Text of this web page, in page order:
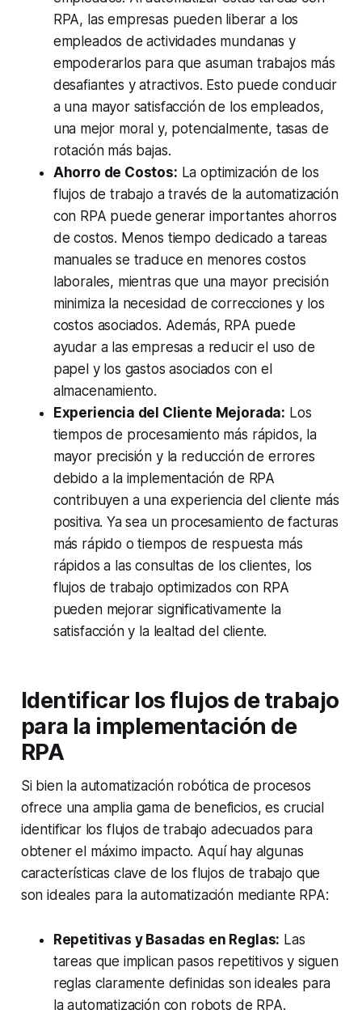
RPA, las empresas pueden liberar a los
empleados de actividades mundanas y
empoderarlos para que asuman trabajos más
desafiantes y atractivos. Esto puede conducir
a una mayor satisfacción de los empleados,
una mejor moral y, potencialmente, tasas de
rotación más bajas.
Ahorro de Costos: La optimización de los
flujos de trabajo a través de la automatización
con RPA puede generar importantes ahorros
de costos. Menos tiempo dedicado a tareas
manuales se traduce en menores costos
laborales, mientras que una mayor precisión
minimiza la necesidad de correcciones y los
costos asociados. Además, RPA puede
ayudar a las empresas a reducir el uso de
papel y los gastos asociados con el
almacenamiento.
Experiencia del Cliente Mejorada: Los
tiempos de procesamiento más rápidos, la
mayor precisión y la reducción de errores
debido a la implementación de RPA
contribuyen a una experiencia del cliente más
positiva. Ya sea un procesamiento de facturas
más rápido o tiempos de respuesta más
rápidos a las consultas de los clientes, los
flujos de trabajo optimizados con RPA
pueden mejorar significativamente la
satisfacción y la lealtad del cliente.
Identificar los flujos de trabajo
para la implementación de
RPA
Si bien la automatización robótica de procesos
ofrece una amplia gama de beneficios, es crucial
identificar los flujos de trabajo adecuados para
obtener el máximo impacto. Aquí hay algunas
características clave de los flujos de trabajo que
son ideales para la automatización mediante RPA:
Repetitivas y Basadas en Reglas: Las
tareas que implican pasos repetitivos y siguen
reglas claramente definidas son ideales para
la automatización con robots de RPA.